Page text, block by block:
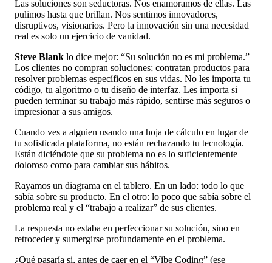
Las soluciones son seductoras. Nos enamoramos de ellas. Las
pulimos hasta que brillan. Nos sentimos innovadores,
disruptivos, visionarios. Pero la innovación sin una necesidad
real es solo un ejercicio de vanidad.
Steve Blank lo dice mejor: “Su solución no es mi problema.”
Los clientes no compran soluciones; contratan productos para
resolver problemas específicos en sus vidas. No les importa tu
código, tu algoritmo o tu diseño de interfaz. Les importa si
pueden terminar su trabajo más rápido, sentirse más seguros o
impresionar a sus amigos.
Cuando ves a alguien usando una hoja de cálculo en lugar de
tu sofisticada plataforma, no están rechazando tu tecnología.
Están diciéndote que su problema no es lo suficientemente
doloroso como para cambiar sus hábitos.
Rayamos un diagrama en el tablero. En un lado: todo lo que
sabía sobre su producto. En el otro: lo poco que sabía sobre el
problema real y el “trabajo a realizar” de sus clientes.
La respuesta no estaba en perfeccionar su solución, sino en
retroceder y sumergirse profundamente en el problema.
¿Qué pasaría si, antes de caer en el “Vibe Coding” (ese